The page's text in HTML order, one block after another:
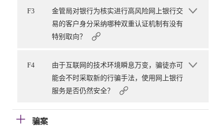
F3
金管局对银行为核实进行高风险网上银行交
易的客户身分采纳哪种双重认证机制有没有
特别取向？
F4
由于互联网的技术环境瞬息万变，骗徒亦可
能会不时采取新的行骗手法，使用网上银行
服务是否仍然安全？
骗案